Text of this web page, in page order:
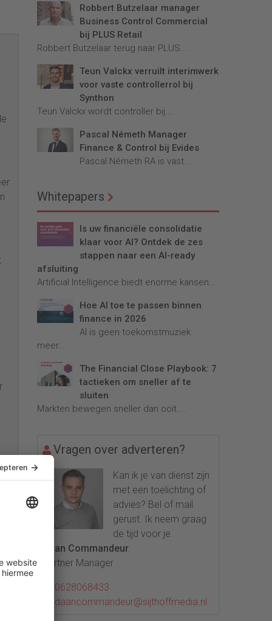
Robbert Butzelaar manager
Business Control Commercial
bij PLUS Retail
Robbert Butzelaar terug naar PLUS...
Teun Valckx verruilt interimwerk
voor vaste controllerrol bij
Synthon
Teun Valckx wordt controller bij...
Pascal Németh Manager
Finance & Control bij Evides
Pascal Németh RA is vast...
Whitepapers
Is uw financiële consolidatie
klaar voor AI? Ontdek de zes
stappen naar een AI-ready
afsluiting
Artificial Intelligence biedt enorme kansen...
Hoe AI toe te passen binnen
finance in 2026
AI is geen toekomstmuziek
meer...
The Financial Close Playbook: 7
tactieken om sneller af te
sluiten
Markten bewegen sneller dan ooit....
Vragen over adverteren?
Kan ik je van dienst zijn
met een toelichting of
advies? Bel of mail
gerust. Ik neem graag
de tijd voor je.
Daan Commandeur
Partner Manager
0628068433
daancommandeur@sijthoffmedia.nl